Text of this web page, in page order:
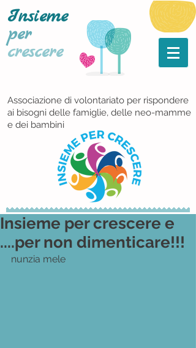
Insieme
per
crescere
Associazione di volontariato per rispondere
ai bisogni delle famiglie, delle neo-mamme
e dei bambini
Insieme per crescere e
....per non dimenticare!!!
nunzia mele